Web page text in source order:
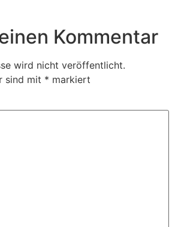
Kommentar
wird nicht veröffentlicht.
sind mit * markiert